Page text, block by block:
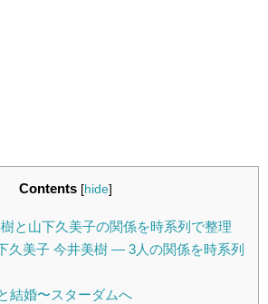
Contents [hide]
と山下久美子の関係を時系列で整理
久美子 今井美樹 — 3人の関係を時系列
結婚〜スターダムへ